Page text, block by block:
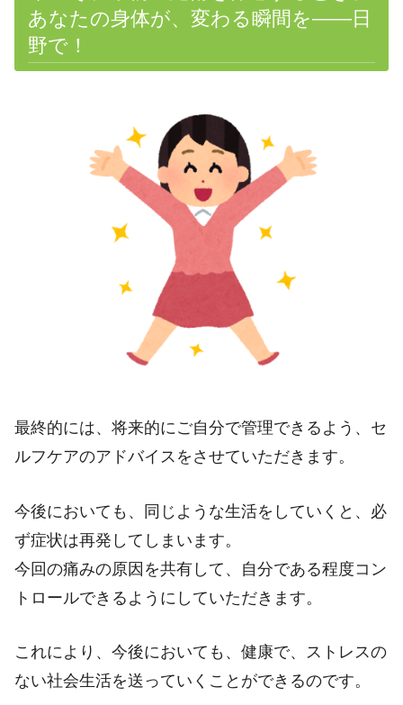
あなたの身体が、変わる瞬間を――日
野で！
最終的には、将来的にご自分で管理できるよう、セ
ルフケアのアドバイスをさせていただきます。
今後においても、同じような生活をしていくと、必
ず症状は再発してしまいます。
今回の痛みの原因を共有して、自分である程度コン
トロールできるようにしていただきます。
これにより、今後においても、健康で、ストレスの
ない社会生活を送っていくことができるのです。